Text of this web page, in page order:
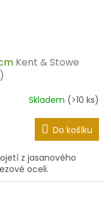
Kent & Stowe
Skladem (>10 ks)
Do košíku
z jasanového
oceli.